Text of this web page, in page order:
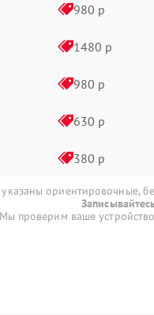
980 р
1480 р
980 р
630 р
380 р
ориентировочные,
Мы проверим ваше